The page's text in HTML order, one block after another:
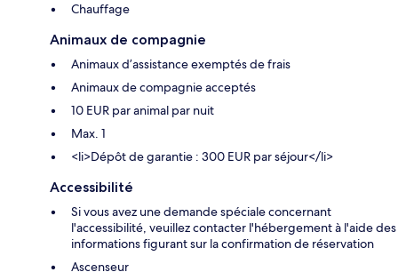
Chauffage
Animaux de compagnie
Animaux d’assistance exemptés de frais
Animaux de compagnie acceptés
10 EUR par animal par nuit
Max. 1
<li>Dépôt de garantie : 300 EUR par séjour</li>
Accessibilité
Si vous avez une demande spéciale concernant
l'accessibilité, veuillez contacter l'hébergement à l'aide des
informations figurant sur la confirmation de réservation
Ascenseur